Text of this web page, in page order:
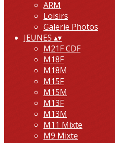
ARM
Loisirs
Galerie Photos
JEUNES ▴▾
M21F CDF
M18F
M18M
M15F
M15M
M13F
M13M
M11 Mixte
M9 Mixte